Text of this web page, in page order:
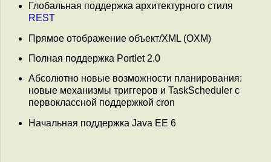
Глобальная поддержка архитектурного стиля
REST
Прямое отображение объект/XML (OXM)
Полная поддержка Portlet 2.0
Абсолютно новые возможности планирования:
новые механизмы триггеров и TaskScheduler с
первоклассной поддержкой cron
Начальная поддержка Java EE 6